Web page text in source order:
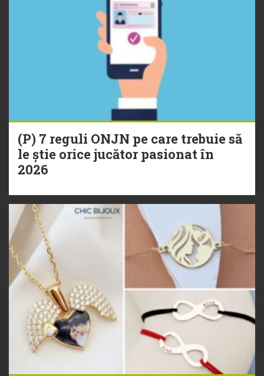
(P) 7 reguli ONJN pe care trebuie să
le știe orice jucător pasionat în
2026